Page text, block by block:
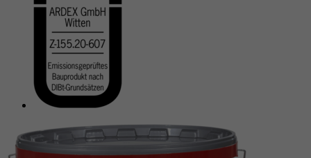
reCAPTCHA setzt ein notwendiges Cookie
Risikoanalyse ausgeführt wird.